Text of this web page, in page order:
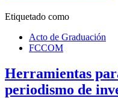
Etiquetado como
Acto de Graduación
FCCOM
Herramientas
periodismo de